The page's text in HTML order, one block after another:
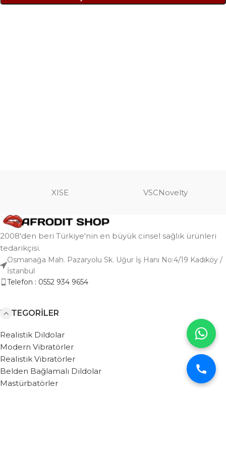
XISE VSCNovelty
2008'den beri Türkiye'nin en büyük cinsel sağlık ürünleri
tedarikçisi.
Osmanağa Mah. Pazaryolu Sk. Uğur İş Hanı No:4/19 Kadıköy /
İstanbul
Telefon : 0552 934 9654
KATEGORILER
Realistik Dildolar
Modern Vibratörler
Realistik Vibratörler
Belden Bağlamalı Dildolar
Mastürbatörler